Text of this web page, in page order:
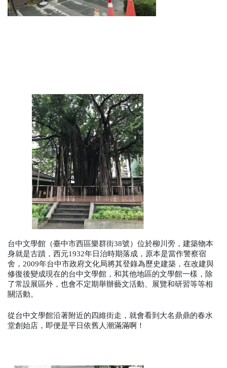
台中文學館（臺中市西區樂群街38號）位於柳川旁，建築物本
身就是古蹟，西元1932年日治時期落成，原本是當作警察宿
舍，2009年台中市政府文化局將其登錄為歷史建築，在改建與
修復後變成現在的台中文學館，和其他地區的文學館一樣，除
了常設展區外，也會不定期舉辦藝文活動、展覽和研習等等相
關活動。
從台中文學館沿著附近的四維街走，就會看到大名鼎鼎的春水
堂創始店，即便是平日依舊人潮滿滿啊！